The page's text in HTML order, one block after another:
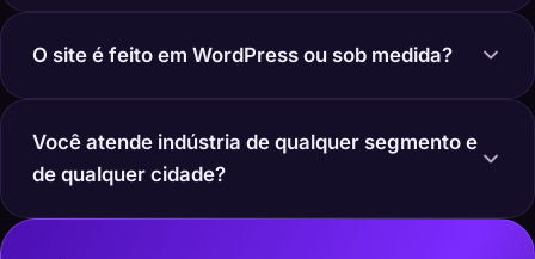
O site é feito em WordPress ou sob medida?
Você atende indústria de qualquer segmento e
de qualquer cidade?